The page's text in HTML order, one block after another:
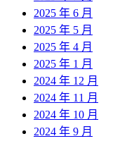
2025 年 6 月
2025 年 5 月
2025 年 4 月
2025 年 1 月
2024 年 12 月
2024 年 11 月
2024 年 10 月
2024 年 9 月